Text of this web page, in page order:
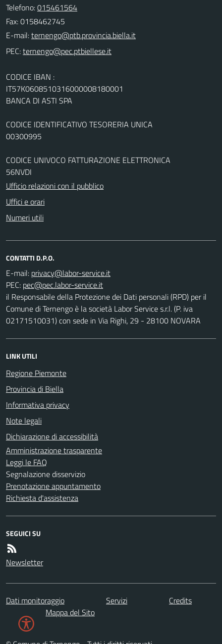
Telefono:015461564
Fax: 0158462745
E-mail:
PEC:
CODICE IBAN :
IT57K0608510316000008180001
BANCA DI ASTI SPA
CODICE IDENTIFICATIVO TESORERIA UNICA
00300995
CODICE UNIVOCO FATTURAZIONE ELETTRONICA
56NVDI
Ufficio relazioni con il pubblico
Uffici e orari
Numeri utili
CONTATTI D.P.O.
E-mail:
PEC:
il Responsabile della Protezione dei Dati personali (RPD) per il
Comune di Ternengo è la società Labor Service s.r.l. (P. iva
02171510031) con sede in Via Righi, 29 - 28100 NOVARA
LINK UTILI
Regione Piemonte
Provincia di Biella
Informativa privacy
Note legali
Dichiarazione di accessibilità
Amministrazione trasparente
Leggi le FAQ
Segnalazione disservizio
Prenotazione appuntamento
Richiesta d'assistenza
SEGUICI SU
Newsletter
Dati monitoraggio Servizi
Credits
Mappa del Sito